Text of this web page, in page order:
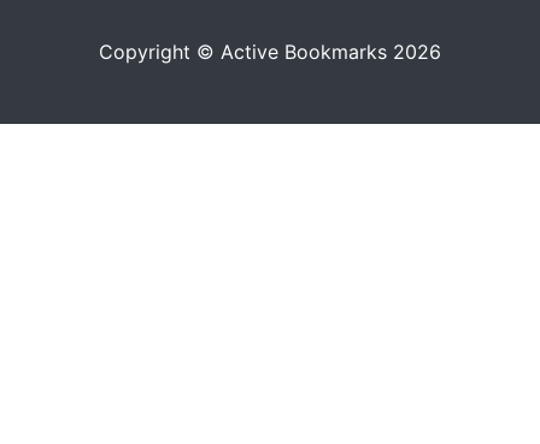
Copyright © Active Bookmarks 2026